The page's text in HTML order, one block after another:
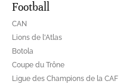
Football
CAN
Lions de l'Atlas
Botola
Coupe du Trône
Ligue des Champions de la CAF